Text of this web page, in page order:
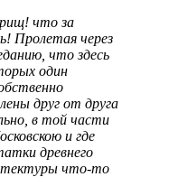
что за
Пролетая через
что здесь
один
друг от друга
в той части
и где
древнего
что-то